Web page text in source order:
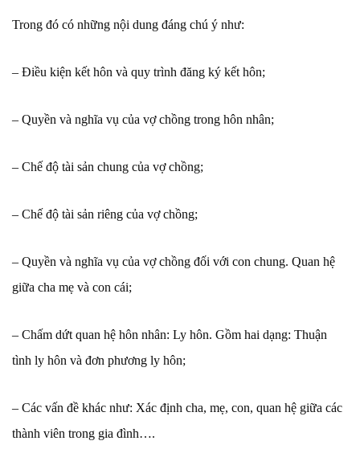
Trong đó có những nội dung đáng chú ý như:
– Điều kiện kết hôn và quy trình đăng ký kết hôn;
– Quyền và nghĩa vụ của vợ chồng trong hôn nhân;
– Chế độ tài sản chung của vợ chồng;
– Chế độ tài sản riêng của vợ chồng;
– Quyền và nghĩa vụ của vợ chồng đối với con chung. Quan hệ
giữa cha mẹ và con cái;
– Chấm dứt quan hệ hôn nhân: Ly hôn. Gồm hai dạng: Thuận
tình ly hôn và đơn phương ly hôn;
– Các vấn đề khác như: Xác định cha, mẹ, con, quan hệ giữa các
thành viên trong gia đình….